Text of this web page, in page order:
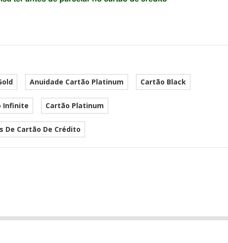
Anuidade Cartão Platinum Cartão Black
Infinite Cartão Platinum
De Cartão De Crédito